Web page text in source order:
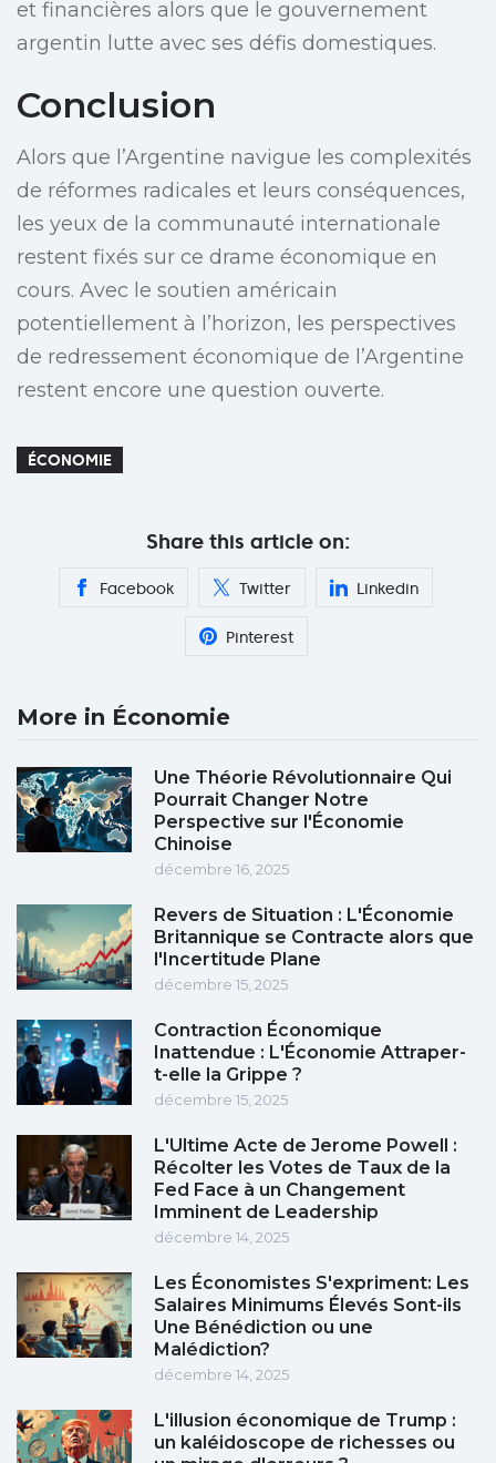
et financières alors que le gouvernement
argentin lutte avec ses défis domestiques.
Conclusion
Alors que l’Argentine navigue les complexités
de réformes radicales et leurs conséquences,
les yeux de la communauté internationale
restent fixés sur ce drame économique en
cours. Avec le soutien américain
potentiellement à l’horizon, les perspectives
de redressement économique de l’Argentine
restent encore une question ouverte.
ÉCONOMIE
Share this article on:
Facebook Twitter Linkedin
Pinterest
More in Économie
Une Théorie Révolutionnaire Qui
Pourrait Changer Notre
Perspective sur l'Économie
Chinoise
décembre 16, 2025
Revers de Situation : L'Économie
Britannique se Contracte alors que
l'Incertitude Plane
décembre 15, 2025
Contraction Économique
Inattendue : L'Économie Attraper-
t-elle la Grippe ?
décembre 15, 2025
L'Ultime Acte de Jerome Powell :
Récolter les Votes de Taux de la
Fed Face à un Changement
Imminent de Leadership
décembre 14, 2025
Les Économistes S'expriment: Les
Salaires Minimums Élevés Sont-ils
Une Bénédiction ou une
Malédiction?
décembre 14, 2025
L'illusion économique de Trump :
un kaléidoscope de richesses ou